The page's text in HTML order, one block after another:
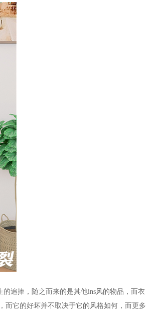
的追捧，随之而来的是其他ins 风的物品，而衣
而它的好坏并不取决于它的风格如何，而更多